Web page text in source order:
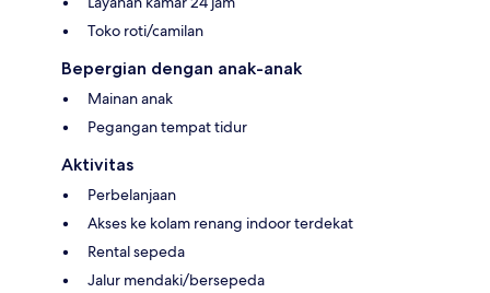
Toko roti/camilan
Bepergian dengan anak-anak
Mainan anak
Pegangan tempat tidur
Aktivitas
Perbelanjaan
Akses ke kolam renang indoor terdekat
Rental sepeda
Jalur mendaki/bersepeda